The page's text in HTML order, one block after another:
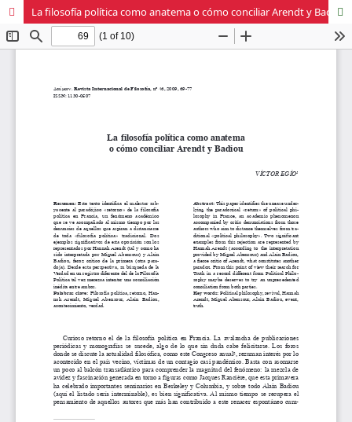
La filosofía política como anatema o cómo conciliar Arendt y Badiou